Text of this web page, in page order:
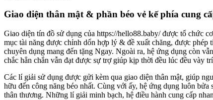
Giao diện thân mật & phần béo vẻ kế phía cung
Giao diện tín đồ sử dụng của https://hello88.baby/ được tổ chức
mục tài năng được chỉnh dốn hợp lý & đề xuất chăng, được phép
chuyên dụng mang đến tặng Ngay. Ngoài ra, hệ ứng dụng còn
chắc hẳn chắn vẫn đạt được sự trợ giúp kịp thời đều lúc đều vày
Các lí giải sử dụng được gửi kèm qua giao diện thân mật, giúp
hữu đến công năng béo nhất. Cùng với ấy, hệ ứng dụng luôn
thân thương. Những lí giải minh bạch, hệ điều hành cung cấp